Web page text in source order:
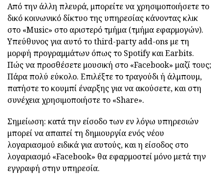
Από την άλλη πλευρά, μπορείτε να χρησιμοποιήσετε το
δικό κοινωνικό δίκτυο της υπηρεσίας κάνοντας κλικ
στο «Music» στο αριστερό τμήμα (τμήμα εφαρμογών).
Υπεύθυνος για αυτό το third-party add-ons με τη
μορφή προγραμμάτων όπως το Spotify και Earbits.
Πώς να προσθέσετε μουσική στο «Facebook» μαζί τους;
Πάρα πολύ εύκολο. Επιλέξτε το τραγούδι ή άλμπουμ,
πατήστε το κουμπί έναρξης για να ακούσετε, και στη
συνέχεια χρησιμοποιήστε το «Share».
Σημείωση: κατά την είσοδο των εν λόγω υπηρεσιών
μπορεί να απαιτεί τη δημιουργία ενός νέου
λογαριασμού ειδικά για αυτούς, και η είσοδος στο
λογαριασμό «Facebook» θα εφαρμοστεί μόνο μετά την
εγγραφή στην υπηρεσία.